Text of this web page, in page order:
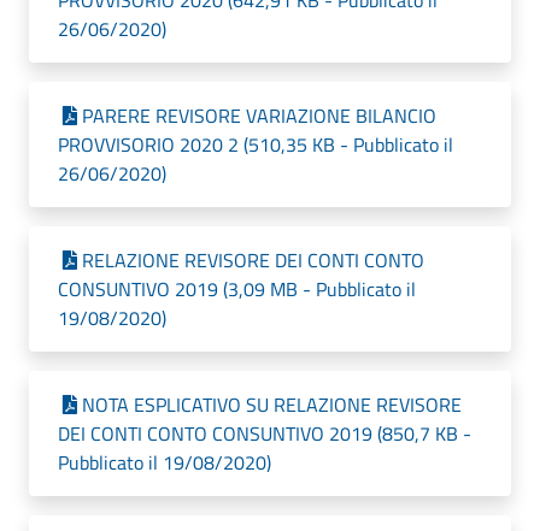
26/06/2020)
PARERE REVISORE VARIAZIONE BILANCIO
PROVVISORIO 2020 2 (510,35 KB - Pubblicato il
26/06/2020)
RELAZIONE REVISORE DEI CONTI CONTO
CONSUNTIVO 2019 (3,09 MB - Pubblicato il
19/08/2020)
NOTA ESPLICATIVO SU RELAZIONE REVISORE
DEI CONTI CONTO CONSUNTIVO 2019 (850,7 KB -
Pubblicato il 19/08/2020)